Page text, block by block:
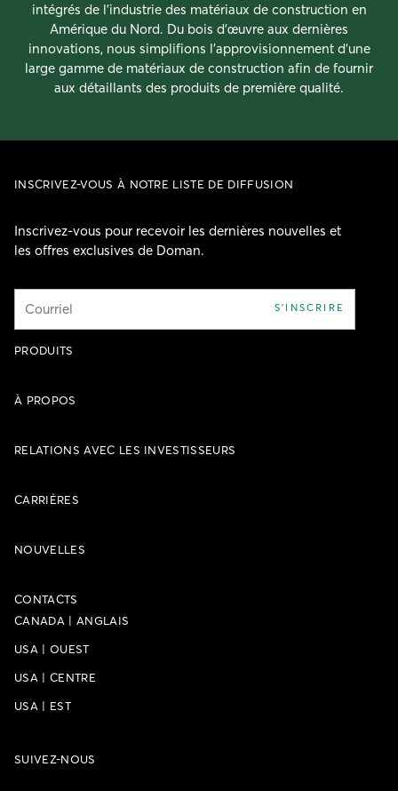
intégrés de l’industrie des matériaux de construction en
Amérique du Nord. Du bois d’œuvre aux dernières
innovations, nous simplifions l’approvisionnement d’une
large gamme de matériaux de construction afin de fournir
aux détaillants des produits de première qualité.
PRODUITS
À PROPOS
RELATIONS AVEC LES INVESTISSEURS
CARRIÈRES
NOUVELLES
CONTACTS
INSCRIVEZ-VOUS À NOTRE LISTE DE DIFFUSION
Inscrivez-vous pour recevoir les dernières nouvelles et
les offres exclusives de Doman.
Courriel S'INSCRIRE
CANADA| ANGLAIS
USA| OUEST
USA| CENTRE
USA| EST
SUIVEZ-NOUS